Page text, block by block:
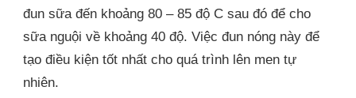
đun sữa đến khoảng 80 – 85 độ C sau đó để cho
sữa nguội về khoảng 40 độ. Việc đun nóng này để
tạo điều kiện tốt nhất cho quá trình lên men tự
nhiên.